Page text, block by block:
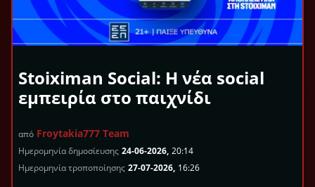
Stoiximan Social: Η νέα social
εμπειρία στο παιχνίδι
από Froytakia777 Team
Ημερομηνία δημοσίευσης 24-06-2026, 20:14
Ημερομηνία τροποποίησης 27-07-2026, 16:26